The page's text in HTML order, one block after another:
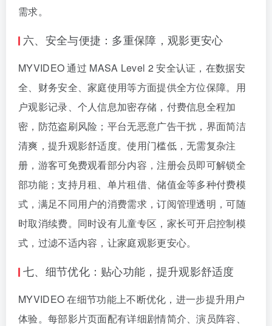
需求。
六、安全与便捷：多重保障，观影更安心
MYVIDEO 通过 MASA Level 2 安全认证，在数据安
全、财务安全、家庭使用等方面提供全方位保障。用
户观影记录、个人信息加密存储，付费信息全程加
密，防范盗刷风险；平台无恶意广告干扰，界面简洁
清爽，提升观影舒适度。使用门槛低，无需复杂注
册，游客可免费观看部分内容，注册会员即可解锁全
部功能；支持月租、单片租借、储值金等多种付费模
式，满足不同用户的消费需求，订阅管理透明，可随
时取消续费。同时设有儿童专区，家长可开启控制模
式，过滤不适内容，让家庭观影更安心。
七、细节优化：贴心功能，提升观影舒适度
MYVIDEO 在细节功能上不断优化，进一步提升用户
体验。每部影片页面配有详细剧情简介、演员阵容、